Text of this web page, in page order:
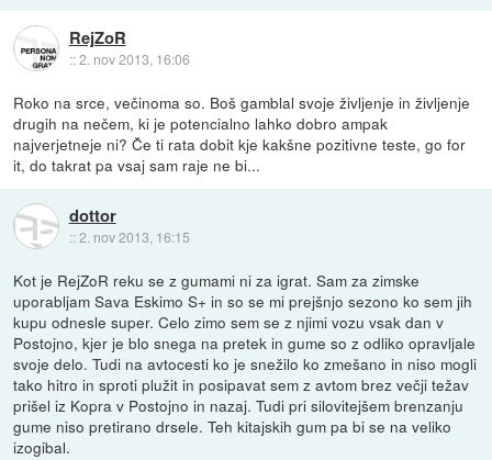
RejZoR
::2. nov 2013, 16:06
Roko na srce, večinoma so. Boš gamblal svoje življenje in življenje
drugih na nečem, ki je potencialno lahko dobro ampak
najverjetneje ni? Če ti rata dobit kje kakšne pozitivne teste, go for
it, do takrat pa vsaj sam raje ne bi...
dottor
::2. nov 2013, 16:15
Kot je RejZoR reku se z gumami ni za igrat. Sam za zimske
uporabljam Sava Eskimo S+ in so se mi prejšnjo sezono ko sem jih
kupu odnesle super. Celo zimo sem se z njimi vozu vsak dan v
Postojno, kjer je blo snega na pretek in gume so z odliko opravljale
svoje delo. Tudi na avtocesti ko je snežilo ko zmešano in niso mogli
tako hitro in sproti plužit in posipavat sem z avtom brez večji težav
prišel iz Kopra v Postojno in nazaj. Tudi pri silovitejšem brenzanju
gume niso pretirano drsele. Teh kitajskih gum pa bi se na veliko
izogibal.